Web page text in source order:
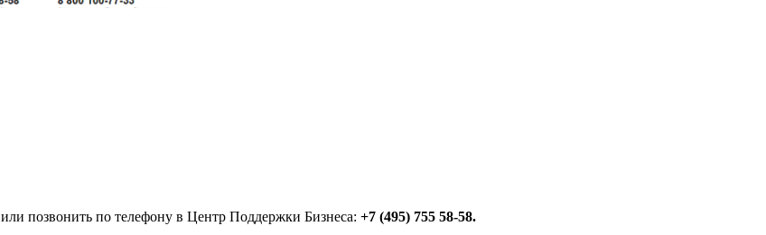
или позвонить по телефону в Центр Поддержки Бизнеса: +7 (495) 755 58-58.